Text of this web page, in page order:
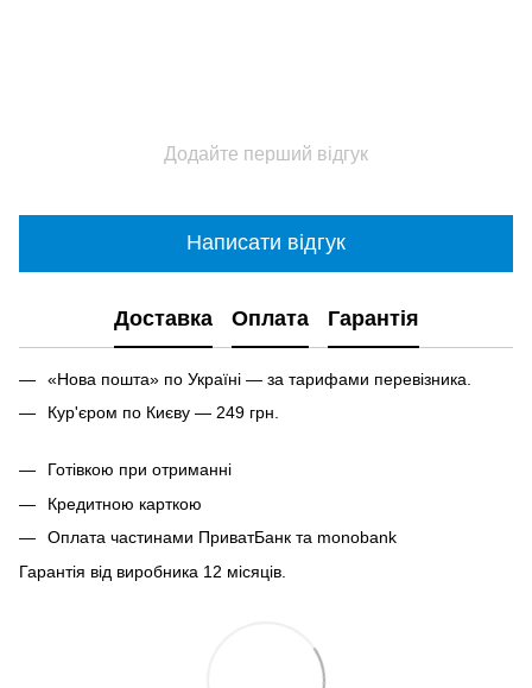
Додайте перший відгук
Написати відгук
Доставка Оплата Гарантія
«Нова пошта» по Україні — за тарифами перевізника.
Кур'єром по Києву — 249 грн.
Готівкою при отриманні
Кредитною карткою
Оплата частинами ПриватБанк та monobank
Гарантія від виробника 12 місяців.